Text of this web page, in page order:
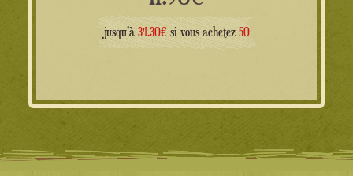
jusqu'à 34.30€si vous achetez 50